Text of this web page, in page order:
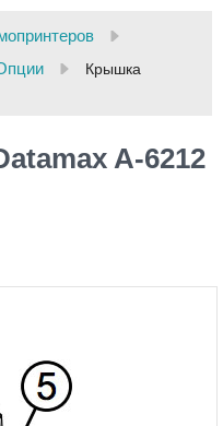
Крышка
A-6212